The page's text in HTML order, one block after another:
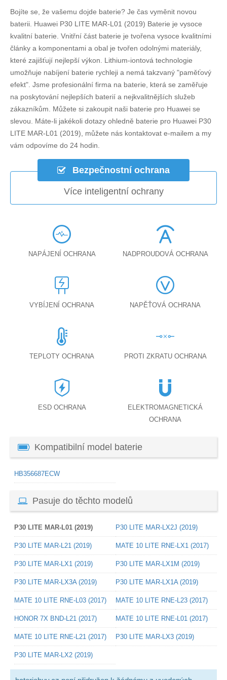
Bojíte se, že vašemu dojde baterie? Je čas vyměnit novou
baterii. Huawei P30 LITE MAR-L01 (2019) Baterie je vysoce
kvalitní baterie. Vnitřní část baterie je tvořena vysoce kvalitními
články a komponentami a obal je tvořen odolnými materiály,
které zajišťují nejlepší výkon. Lithium-iontová technologie
umožňuje nabíjení baterie rychleji a nemá takzvaný "paměťový
efekt". Jsme profesionální firma na baterie, která se zaměřuje
na poskytování nejlepších baterií a nejkvalitnějších služeb
zákazníkům. Můžete si zakoupit naši baterie pro Huawei se
slevou. Máte-li jakékoli dotazy ohledně baterie pro Huawei P30
LITE MAR-L01 (2019), můžete nás kontaktovat e-mailem a my
vám odpovíme do 24 hodin.
Bezpečnostní ochrana
Více inteligentní ochrany
NAPÁJENÍ OCHRANA NADPROUDOVÁ OCHRANA
VYBÍJENÍ OCHRANA NAPĚŤOVÁ OCHRANA
TEPLOTY OCHRANA PROTI ZKRATU OCHRANA
ESD OCHRANA
ELEKTROMAGNETICKÁ
OCHRANA
Kompatibilní model baterie
HB356687ECW
Pasuje do těchto modelů
P30 LITE MAR-L01 (2019) P30 LITE MAR-LX2J (2019)
P30 LITE MAR-L21 (2019) MATE 10 LITE RNE-LX1 (2017)
P30 LITE MAR-LX1 (2019) P30 LITE MAR-LX1M (2019)
P30 LITE MAR-LX3A (2019) P30 LITE MAR-LX1A (2019)
MATE 10 LITE RNE-L03 (2017) MATE 10 LITE RNE-L23 (2017)
HONOR 7X BND-L21 (2017) MATE 10 LITE RNE-L01 (2017)
MATE 10 LITE RNE-L21 (2017) P30 LITE MAR-LX3 (2019)
P30 LITE MAR-LX2 (2019)